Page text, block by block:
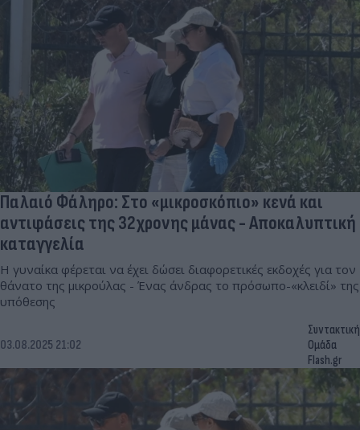
Παλαιό Φάληρο: Στο «μικροσκόπιο» κενά και
αντιφάσεις της 32χρονης μάνας - Αποκαλυπτική
καταγγελία
Η γυναίκα φέρεται να έχει δώσει διαφορετικές εκδοχές για τον
θάνατο της μικρούλας - Ένας άνδρας το πρόσωπο-«κλειδί» της
υπόθεσης
03.08.2025 21:02
Συντακτική
Ομάδα
Flash.gr